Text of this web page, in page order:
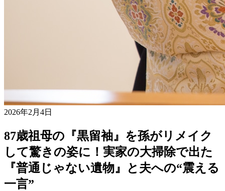
2026年2月4日
87歳祖母の『黒留袖』を孫がリメイク
して驚きの姿に！実家の大掃除で出た
『普通じゃない遺物』と夫への“震える
一言”